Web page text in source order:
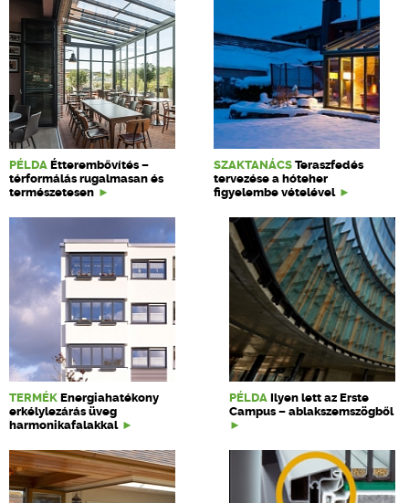
PÉLDA Étterembővítés –
térformálás rugalmasan és
természetesen
SZAKTANÁCS Teraszfedés
tervezése a hóteher
figyelembe vételével
TERMÉK Energiahatékony
erkélylezárás üveg
harmonikafalakkal
PÉLDA Ilyen lett az Erste
Campus – ablakszemszögből